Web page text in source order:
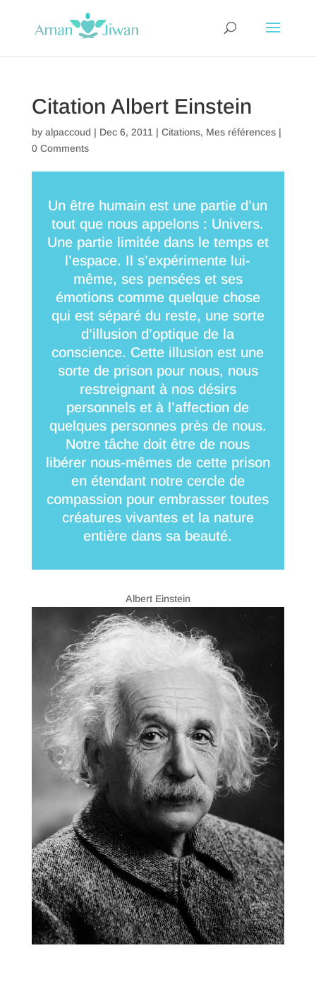
Citation Albert Einstein
by alpaccoud | Dec 6, 2011 | Citations, Mes références|
0 Comments
Un être humain est une partie d’un
tout que nous appelons : Univers.
Une partie limitée dans le temps et
l’espace. Il s’expérimente lui-
même, ses pensées et ses
émotions comme quelque chose
qui est séparé du reste, une sorte
d’illusion d’optique de la
conscience. Cette illusion est une
sorte de prison pour nous, nous
restreignant à nos désirs
personnels et à l’affection de
quelques personnes près de nous.
Notre tâche doit être de nous
libérer nous-mêmes de cette prison
en étendant notre cercle de
compassion pour embrasser toutes
créatures vivantes et la nature
entière dans sa beauté.
Albert Einstein